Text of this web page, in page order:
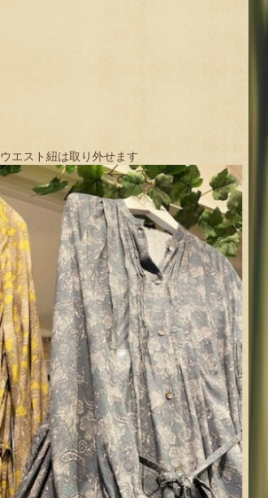
ウエスト紐は取り外せます